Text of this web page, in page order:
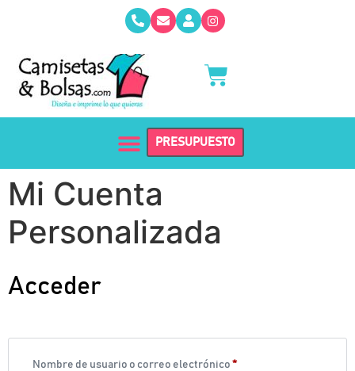
PRESUPUESTO
Mi Cuenta
Personalizada
Acceder
Nombre de usuario o correo electrónico *